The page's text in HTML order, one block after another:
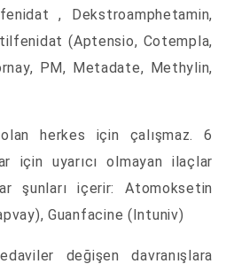
, Dekstroamphetamin,
(Aptensio, Cotempla,
PM, Metadate, Methylin,
herkes için çalışmaz. 6
için uyarıcı olmayan ilaçlar
şunları içerir: Atomoksetin
Guanfacine (Intuniv)
değişen davranışlara